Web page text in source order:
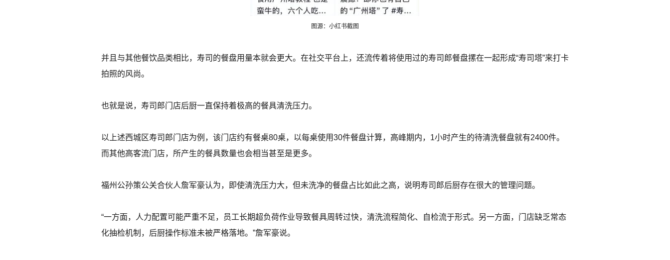
图源：小红书截图
并且与其他餐饮品类相比，寿司的餐盘用量本就会更大。在社交平台上，还流传着将使用过的寿司郎餐盘摞在一起形成“寿司塔”来打卡
拍照的风尚。
也就是说，寿司郎门店后厨一直保持着极高的餐具清洗压力。
以上述西城区寿司郎门店为例，该门店约有餐桌80桌，以每桌使用30件餐盘计算，高峰期内，1小时产生的待清洗餐盘就有2400件。
而其他高客流门店，所产生的餐具数量也会相当甚至是更多。
福州公孙策公关合伙人詹军豪认为，即使清洗压力大，但未洗净的餐盘占比如此之高，说明寿司郎后厨存在很大的管理问题。
“一方面，人力配置可能严重不足，员工长期超负荷作业导致餐具周转过快，清洗流程简化、自检流于形式。另一方面，门店缺乏常态
化抽检机制，后厨操作标准未被严格落地。”詹军豪说。